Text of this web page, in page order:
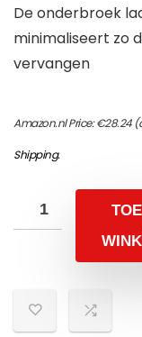
De onderbroek
minimaliseert zo
vervangen
Amazon.nl Price:€28.24
Shipping.